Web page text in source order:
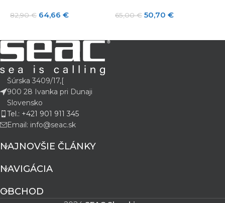
82,90€ 64,66 € 65,00€ 50,70 €
Šúrska 3409/17,[
900 28 Ivanka pri Dunaji
Slovensko
Tel.: +421 901 911 345
Email: info@seac.sk
NAJNOVŠIE ČLÁNKY
NAVIGÁCIA
OBCHOD